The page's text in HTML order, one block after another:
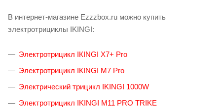
В интернет-магазине Ezzzbox.ru можно купить
электротрициклы IKINGI:
Электротрицикл IКINGI X7+ Prо
Электротрицикл IКINGI М7 Prо
Электpичеcкий тpицикл IKINGI 1000W
Электротрицикл IKINGI M11 PRO TRIKE